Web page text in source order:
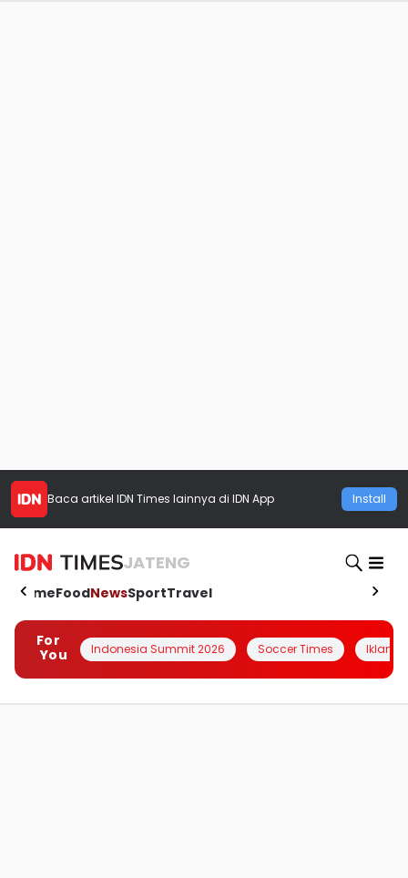
Baca artikel IDN Times lainnya di IDN App Install
JATENG
HomeFoodNewsSportTravel
For
You
Indonesia Summit 2026 Soccer Times Iklanin